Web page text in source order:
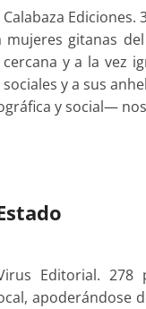
mujeres gitanas
y a la vez
y a sus
y social—
Editorial.
apoderándose